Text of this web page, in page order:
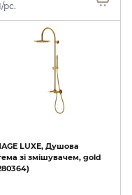
pc.
LUXE, Душова
зі змішувачем, gold